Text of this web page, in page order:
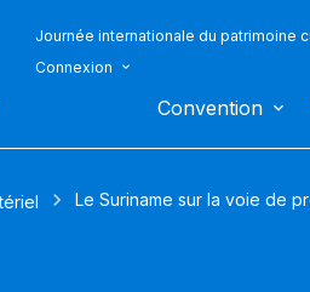
Journée internationale du patrimoine
Connexion
Convention
Le Suriname sur la voie de